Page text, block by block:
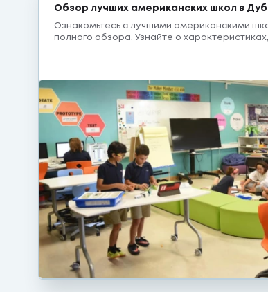
Обзор лучших американских школ в
Ознакомьтесь с лучшими американскими
полного обзора. Узнайте о